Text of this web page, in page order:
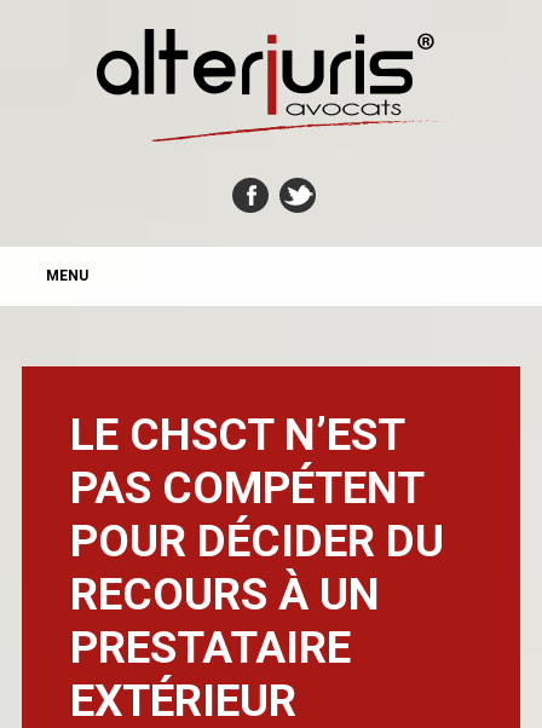
MAIN MENU
MENU
LE CHSCT N’EST
PAS COMPÉTENT
POUR DÉCIDER DU
RECOURS À UN
PRESTATAIRE
EXTÉRIEUR